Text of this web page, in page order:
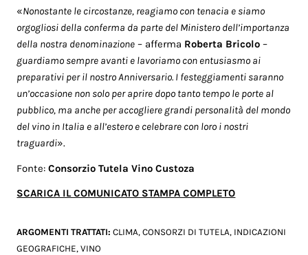
«Nonostante le circostanze, reagiamo con tenacia e siamo
orgogliosi della conferma da parte del Ministero dell’importanza
della nostra denominazione – afferma Roberta Bricolo –
guardiamo sempre avanti e lavoriamo con entusiasmo ai
preparativi per il nostro Anniversario. I festeggiamenti saranno
un’occasione non solo per aprire dopo tanto tempo le porte al
pubblico, ma anche per accogliere grandi personalità del mondo
del vino in Italia e all’estero e celebrare con loro i nostri
traguardi».
Fonte:Consorzio Tutela Vino Custoza
SCARICA IL COMUNICATO STAMPA COMPLETO
ARGOMENTI TRATTATI:CLIMA,CONSORZI DI TUTELA, INDICAZIONI
GEOGRAFICHE,VINO